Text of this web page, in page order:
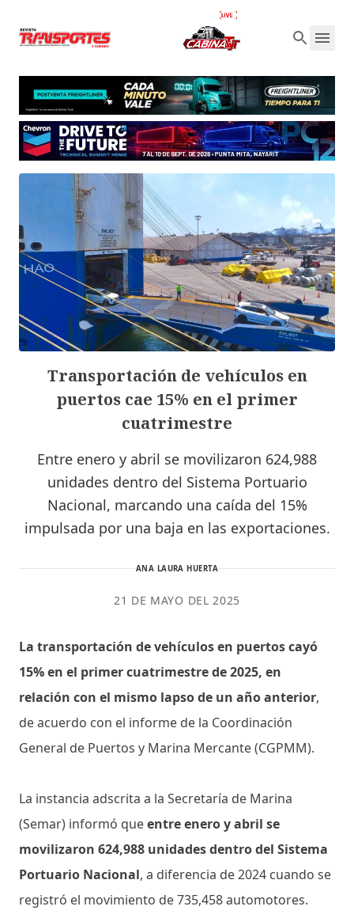
Transportación de vehículos en
puertos cae 15% en el primer
cuatrimestre
Entre enero y abril se movilizaron 624,988
unidades dentro del Sistema Portuario
Nacional, marcando una caída del 15%
impulsada por una baja en las exportaciones.
ANA LAURA HUERTA
21 DE MAYO DEL 2025
La transportación de vehículos en puertos cayó
15% en el primer cuatrimestre de 2025, en
relación con el mismo lapso de un año anterior,
de acuerdo con el informe de la Coordinación
General de Puertos y Marina Mercante (CGPMM).
La instancia adscrita a la Secretaría de Marina
(Semar) informó queentre enero y abril se
movilizaron 624,988 unidades dentro del Sistema
Portuario Nacional, a diferencia de 2024 cuando se
registró el movimiento de 735,458 automotores.